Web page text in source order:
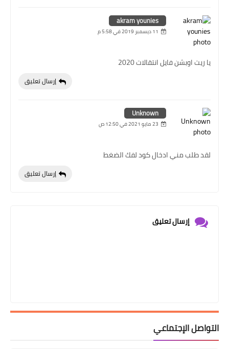
akram younies
11 ديسمبر 2019 في 5:58 م
يا ريت اوبشن فايل انتقالات 2020
إرسال تعليق
Unknown
23 مايو 2021 في 12:50 ص
لقد طلب مني ادخال كود لفك الضغط
إرسال تعليق
إرسال تعليق
التواصل الإجتماعي